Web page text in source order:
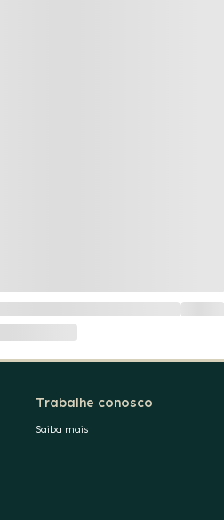
Trabalhe conosco
Saiba mais